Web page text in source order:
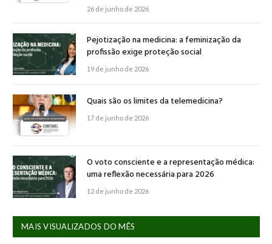
26 de junho de 2026
Pejotização na medicina: a feminização da
profissão exige proteção social
19 de junho de 2026
Quais são os limites da telemedicina?
17 de junho de 2026
O voto consciente e a representação médica:
uma reflexão necessária para 2026
12 de junho de 2026
MAIS VISUALIZADOS DO MÊS